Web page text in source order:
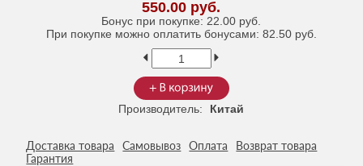
550.00 руб.
Бонус при покупке: 22.00 руб.
При покупке можно оплатить бонусами: 82.50 руб.
Производитель: Китай
Доставка товара Самовывоз Оплата
Возврат товара
Гарантия